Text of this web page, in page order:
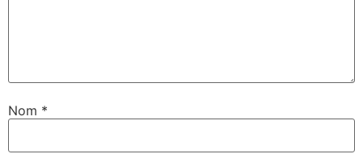
Nom *